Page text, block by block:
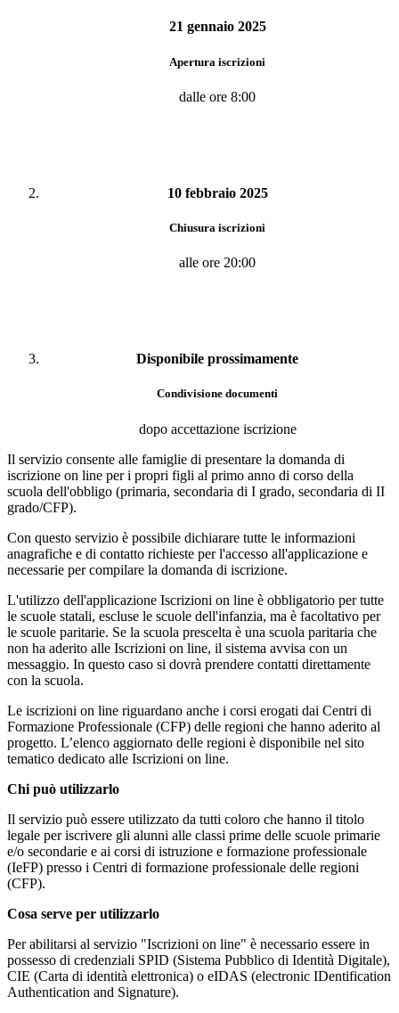
21 gennaio 2025
Apertura iscrizioni
dalle ore 8:00
10 febbraio 2025
Chiusura iscrizioni
alle ore 20:00
Disponibile prossimamente
Condivisione documenti
dopo accettazione iscrizione
Il servizio consente alle famiglie di presentare la domanda di
iscrizione on line per i propri figli al primo anno di corso della
scuola dell'obbligo (primaria, secondaria di I grado, secondaria di II
grado/CFP).
Con questo servizio è possibile dichiarare tutte le informazioni
anagrafiche e di contatto richieste per l'accesso all'applicazione e
necessarie per compilare la domanda di iscrizione.
L'utilizzo dell'applicazione Iscrizioni on line è obbligatorio per tutte
le scuole statali, escluse le scuole dell'infanzia, ma è facoltativo per
le scuole paritarie. Se la scuola prescelta è una scuola paritaria che
non ha aderito alle Iscrizioni on line, il sistema avvisa con un
messaggio. In questo caso si dovrà prendere contatti direttamente
con la scuola.
Le iscrizioni on line riguardano anche i corsi erogati dai Centri di
Formazione Professionale (CFP) delle regioni che hanno aderito al
progetto. L’elenco aggiornato delle regioni è disponibile nel sito
tematico dedicato alle Iscrizioni on line.
Chi può utilizzarlo
Il servizio può essere utilizzato da tutti coloro che hanno il titolo
legale per iscrivere gli alunni alle classi prime delle scuole primarie
e/o secondarie e ai corsi di istruzione e formazione professionale
(IeFP) presso i Centri di formazione professionale delle regioni
(CFP).
Cosa serve per utilizzarlo
Per abilitarsi al servizio "Iscrizioni on line" è necessario essere in
possesso di credenziali SPID (Sistema Pubblico di Identità Digitale),
CIE (Carta di identità elettronica) o eIDAS (electronic IDentification
Authentication and Signature).